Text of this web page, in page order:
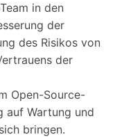
in den
der
des Risikos von
der
Open-Source-
auf Wartung und
bringen.